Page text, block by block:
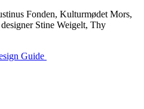
Fonden, Kulturmødet Mors,
Stine Weigelt, Thy
Guide